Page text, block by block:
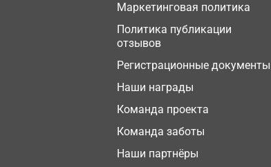
Маркетинговая политика
Политика публикации
отзывов
Регистрационные документы
Наши награды
Команда проекта
Команда заботы
Наши партнёры